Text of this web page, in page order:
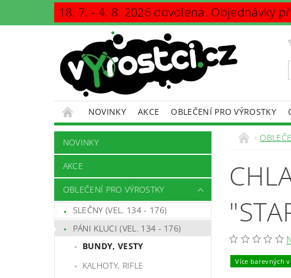
18. 7. - 4. 8. 2026 dovolená. Objednávky
NOVINKY AKCE OBLEČENÍ PRO VÝROSTKY
KONTAKTY
PODMÍNKY OCHRANY OSOBNÍCH ÚDAJŮ
NOVINKY
AKCE
OBLEČENÍ PRO VÝROSTKY
SLEČNY (VEL. 134 - 176)
PÁNI KLUCI (VEL. 134 - 176)
BUNDY, VESTY
KALHOTY, RIFLE
Více barevných